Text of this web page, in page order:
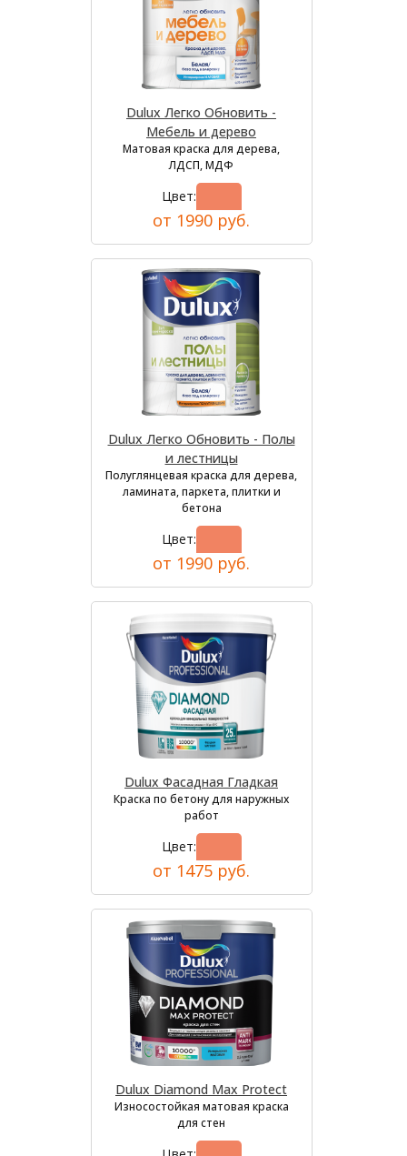
Dulux Легко Обновить -
Мебель и дерево
Матовая краска для дерева,
ЛДСП, МДФ
Цвет:
от 1990 руб.
Dulux Легко Обновить - Полы
и лестницы
Полуглянцевая краска для дерева,
ламината, паркета, плитки и
бетона
Цвет:
от 1990 руб.
Dulux Фасадная Гладкая
Краска по бетону для наружных
работ
Цвет:
от 1475 руб.
Dulux Diamond Max Protect
Износостойкая матовая краска
для стен